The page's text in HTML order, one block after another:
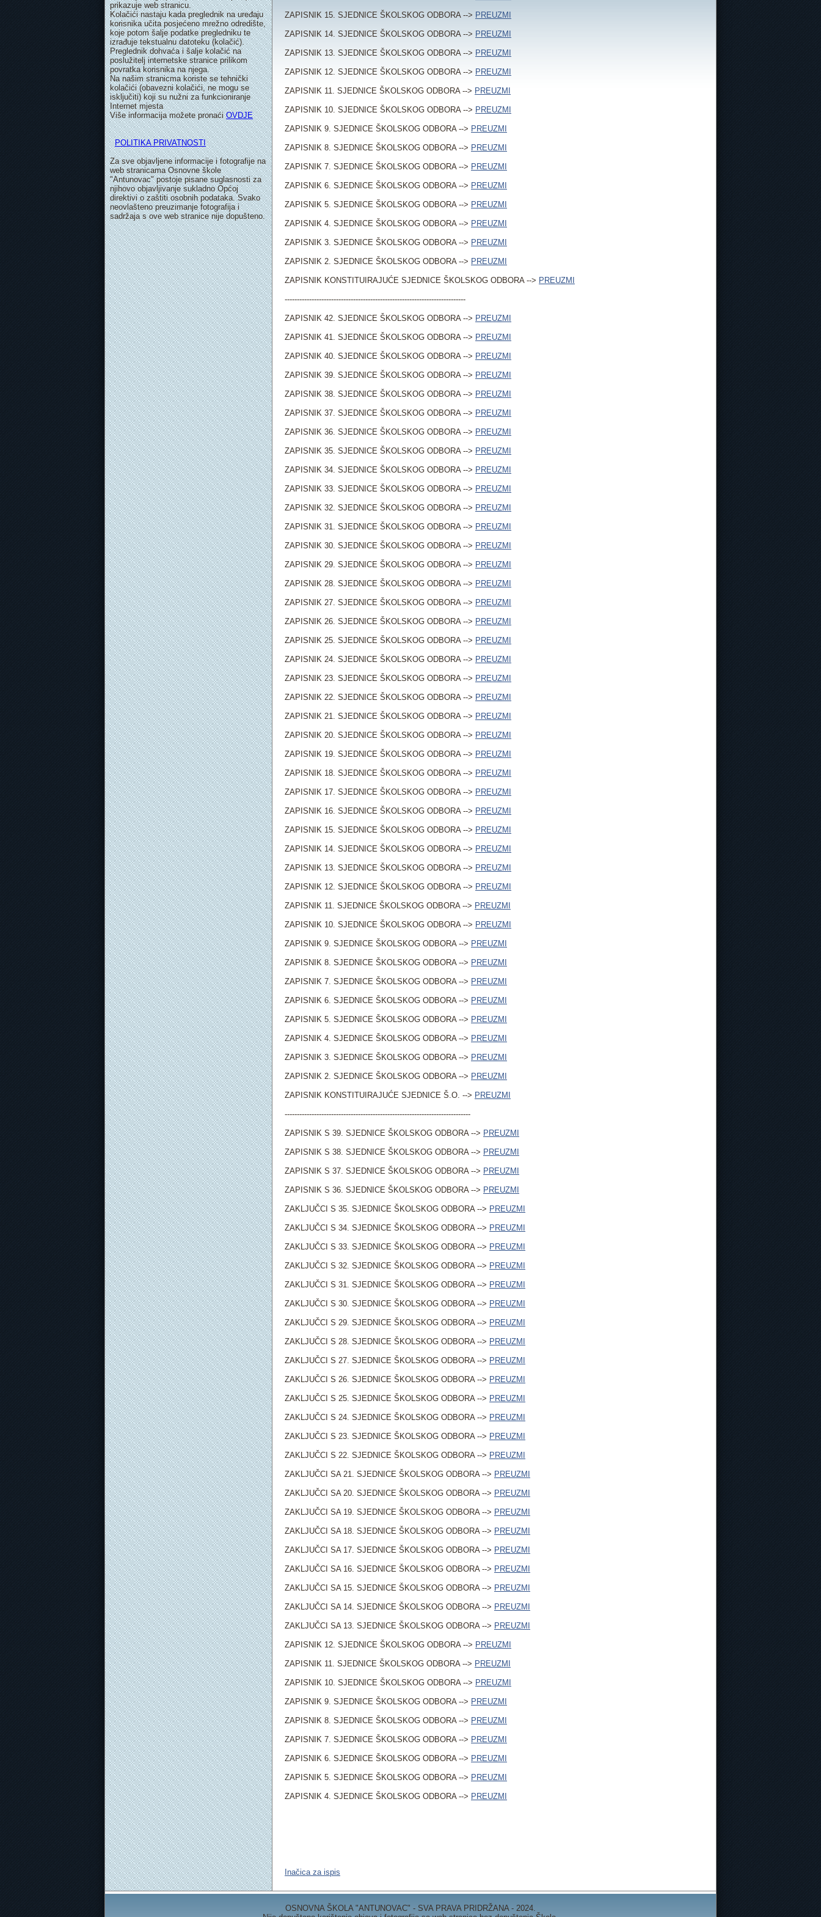
prikazuje web stranicu.
Kolačići nastaju kada preglednik na uređaju
korisnika učita posjećeno mrežno odredište,
koje potom šalje podatke pregledniku te
izrađuje tekstualnu datoteku (kolačić).
Preglednik dohvaća i šalje kolačić na
poslužitelj internetske stranice prilikom
povratka korisnika na njega.
Na našim stranicma koriste se tehnički
kolačići (obavezni kolačići, ne mogu se
isključiti) koji su nužni za funkcioniranje
Internet mjesta
Više informacija možete pronaćiOVDJE
POLITIKA PRIVATNOSTI
Za sve objavljene informacije i fotografije na
web stranicama Osnovne škole
"Antunovac" postoje pisane suglasnosti za
njihovo objavljivanje sukladno Općoj
direktivi o zaštiti osobnih podataka. Svako
neovlašteno preuzimanje fotografija i
sadržaja s ove web stranice nije dopušteno.
ZAPISNIK 15. SJEDNICE ŠKOLSKOG ODBORA --> PREUZMI
ZAPISNIK 14. SJEDNICE ŠKOLSKOG ODBORA --> PREUZMI
ZAPISNIK 13. SJEDNICE ŠKOLSKOG ODBORA --> PREUZMI
ZAPISNIK 12. SJEDNICE ŠKOLSKOG ODBORA --> PREUZMI
ZAPISNIK 11. SJEDNICE ŠKOLSKOG ODBORA --> PREUZMI
ZAPISNIK 10. SJEDNICE ŠKOLSKOG ODBORA --> PREUZMI
ZAPISNIK 9. SJEDNICE ŠKOLSKOG ODBORA --> PREUZMI
ZAPISNIK 8. SJEDNICE ŠKOLSKOG ODBORA --> PREUZMI
ZAPISNIK 7. SJEDNICE ŠKOLSKOG ODBORA --> PREUZMI
ZAPISNIK 6. SJEDNICE ŠKOLSKOG ODBORA --> PREUZMI
ZAPISNIK 5. SJEDNICE ŠKOLSKOG ODBORA --> PREUZMI
ZAPISNIK 4. SJEDNICE ŠKOLSKOG ODBORA --> PREUZMI
ZAPISNIK 3. SJEDNICE ŠKOLSKOG ODBORA --> PREUZMI
ZAPISNIK 2. SJEDNICE ŠKOLSKOG ODBORA --> PREUZMI
ZAPISNIK KONSTITUIRAJUĆE SJEDNICE ŠKOLSKOG ODBORA --> PREUZMI
--------------------------------------------------------------------------
ZAPISNIK 42. SJEDNICE ŠKOLSKOG ODBORA --> PREUZMI
ZAPISNIK 41. SJEDNICE ŠKOLSKOG ODBORA --> PREUZMI
ZAPISNIK 40. SJEDNICE ŠKOLSKOG ODBORA --> PREUZMI
ZAPISNIK 39. SJEDNICE ŠKOLSKOG ODBORA --> PREUZMI
ZAPISNIK 38. SJEDNICE ŠKOLSKOG ODBORA --> PREUZMI
ZAPISNIK 37. SJEDNICE ŠKOLSKOG ODBORA --> PREUZMI
ZAPISNIK 36. SJEDNICE ŠKOLSKOG ODBORA --> PREUZMI
ZAPISNIK 35. SJEDNICE ŠKOLSKOG ODBORA --> PREUZMI
ZAPISNIK 34. SJEDNICE ŠKOLSKOG ODBORA --> PREUZMI
ZAPISNIK 33. SJEDNICE ŠKOLSKOG ODBORA --> PREUZMI
ZAPISNIK 32. SJEDNICE ŠKOLSKOG ODBORA --> PREUZMI
ZAPISNIK 31. SJEDNICE ŠKOLSKOG ODBORA --> PREUZMI
ZAPISNIK 30. SJEDNICE ŠKOLSKOG ODBORA --> PREUZMI
ZAPISNIK 29. SJEDNICE ŠKOLSKOG ODBORA --> PREUZMI
ZAPISNIK 28. SJEDNICE ŠKOLSKOG ODBORA --> PREUZMI
ZAPISNIK 27. SJEDNICE ŠKOLSKOG ODBORA --> PREUZMI
ZAPISNIK 26. SJEDNICE ŠKOLSKOG ODBORA --> PREUZMI
ZAPISNIK 25. SJEDNICE ŠKOLSKOG ODBORA --> PREUZMI
ZAPISNIK 24. SJEDNICE ŠKOLSKOG ODBORA --> PREUZMI
ZAPISNIK 23. SJEDNICE ŠKOLSKOG ODBORA --> PREUZMI
ZAPISNIK 22. SJEDNICE ŠKOLSKOG ODBORA --> PREUZMI
ZAPISNIK 21. SJEDNICE ŠKOLSKOG ODBORA --> PREUZMI
ZAPISNIK 20. SJEDNICE ŠKOLSKOG ODBORA --> PREUZMI
ZAPISNIK 19. SJEDNICE ŠKOLSKOG ODBORA --> PREUZMI
ZAPISNIK 18. SJEDNICE ŠKOLSKOG ODBORA --> PREUZMI
ZAPISNIK 17. SJEDNICE ŠKOLSKOG ODBORA --> PREUZMI
ZAPISNIK 16. SJEDNICE ŠKOLSKOG ODBORA --> PREUZMI
ZAPISNIK 15. SJEDNICE ŠKOLSKOG ODBORA --> PREUZMI
ZAPISNIK 14. SJEDNICE ŠKOLSKOG ODBORA --> PREUZMI
ZAPISNIK 13. SJEDNICE ŠKOLSKOG ODBORA --> PREUZMI
ZAPISNIK 12. SJEDNICE ŠKOLSKOG ODBORA --> PREUZMI
ZAPISNIK 11. SJEDNICE ŠKOLSKOG ODBORA --> PREUZMI
ZAPISNIK 10. SJEDNICE ŠKOLSKOG ODBORA --> PREUZMI
ZAPISNIK 9. SJEDNICE ŠKOLSKOG ODBORA --> PREUZMI
ZAPISNIK 8. SJEDNICE ŠKOLSKOG ODBORA --> PREUZMI
ZAPISNIK 7. SJEDNICE ŠKOLSKOG ODBORA --> PREUZMI
ZAPISNIK 6. SJEDNICE ŠKOLSKOG ODBORA --> PREUZMI
ZAPISNIK 5. SJEDNICE ŠKOLSKOG ODBORA --> PREUZMI
ZAPISNIK 4. SJEDNICE ŠKOLSKOG ODBORA --> PREUZMI
ZAPISNIK 3. SJEDNICE ŠKOLSKOG ODBORA --> PREUZMI
ZAPISNIK 2. SJEDNICE ŠKOLSKOG ODBORA --> PREUZMI
ZAPISNIK KONSTITUIRAJUĆE SJEDNICE Š.O. --> PREUZMI
----------------------------------------------------------------------------
ZAPISNIK S 39. SJEDNICE ŠKOLSKOG ODBORA --> PREUZMI
ZAPISNIK S 38. SJEDNICE ŠKOLSKOG ODBORA --> PREUZMI
ZAPISNIK S 37. SJEDNICE ŠKOLSKOG ODBORA --> PREUZMI
ZAPISNIK S 36. SJEDNICE ŠKOLSKOG ODBORA --> PREUZMI
ZAKLJUČCI S 35. SJEDNICE ŠKOLSKOG ODBORA --> PREUZMI
ZAKLJUČCI S 34. SJEDNICE ŠKOLSKOG ODBORA --> PREUZMI
ZAKLJUČCI S 33. SJEDNICE ŠKOLSKOG ODBORA --> PREUZMI
ZAKLJUČCI S 32. SJEDNICE ŠKOLSKOG ODBORA --> PREUZMI
ZAKLJUČCI S 31. SJEDNICE ŠKOLSKOG ODBORA --> PREUZMI
ZAKLJUČCI S 30. SJEDNICE ŠKOLSKOG ODBORA --> PREUZMI
ZAKLJUČCI S 29. SJEDNICE ŠKOLSKOG ODBORA --> PREUZMI
ZAKLJUČCI S 28. SJEDNICE ŠKOLSKOG ODBORA --> PREUZMI
ZAKLJUČCI S 27. SJEDNICE ŠKOLSKOG ODBORA --> PREUZMI
ZAKLJUČCI S 26. SJEDNICE ŠKOLSKOG ODBORA --> PREUZMI
ZAKLJUČCI S 25. SJEDNICE ŠKOLSKOG ODBORA --> PREUZMI
ZAKLJUČCI S 24. SJEDNICE ŠKOLSKOG ODBORA --> PREUZMI
ZAKLJUČCI S 23. SJEDNICE ŠKOLSKOG ODBORA --> PREUZMI
ZAKLJUČCI S 22. SJEDNICE ŠKOLSKOG ODBORA --> PREUZMI
ZAKLJUČCI SA 21. SJEDNICE ŠKOLSKOG ODBORA --> PREUZMI
ZAKLJUČCI SA 20. SJEDNICE ŠKOLSKOG ODBORA --> PREUZMI
ZAKLJUČCI SA 19. SJEDNICE ŠKOLSKOG ODBORA --> PREUZMI
ZAKLJUČCI SA 18. SJEDNICE ŠKOLSKOG ODBORA --> PREUZMI
ZAKLJUČCI SA 17. SJEDNICE ŠKOLSKOG ODBORA --> PREUZMI
ZAKLJUČCI SA 16. SJEDNICE ŠKOLSKOG ODBORA --> PREUZMI
ZAKLJUČCI SA 15. SJEDNICE ŠKOLSKOG ODBORA --> PREUZMI
ZAKLJUČCI SA 14. SJEDNICE ŠKOLSKOG ODBORA --> PREUZMI
ZAKLJUČCI SA 13. SJEDNICE ŠKOLSKOG ODBORA --> PREUZMI
ZAPISNIK 12. SJEDNICE ŠKOLSKOG ODBORA --> PREUZMI
ZAPISNIK 11. SJEDNICE ŠKOLSKOG ODBORA --> PREUZMI
ZAPISNIK 10. SJEDNICE ŠKOLSKOG ODBORA --> PREUZMI
ZAPISNIK 9. SJEDNICE ŠKOLSKOG ODBORA --> PREUZMI
ZAPISNIK 8. SJEDNICE ŠKOLSKOG ODBORA --> PREUZMI
ZAPISNIK 7. SJEDNICE ŠKOLSKOG ODBORA --> PREUZMI
ZAPISNIK 6. SJEDNICE ŠKOLSKOG ODBORA --> PREUZMI
ZAPISNIK 5. SJEDNICE ŠKOLSKOG ODBORA --> PREUZMI
ZAPISNIK 4. SJEDNICE ŠKOLSKOG ODBORA --> PREUZMI
Inačica za ispis
OSNOVNA ŠKOLA "ANTUNOVAC" - SVA PRAVA PRIDRŽANA - 2024.